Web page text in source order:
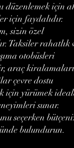
düzenlemek için
için faydalıdır.
sizin özel
Taksiler rahatlık
otobüsleri
araç kiralamaları
çevre dostu
için yürümek
sunar.
seçerken
bulundurun.